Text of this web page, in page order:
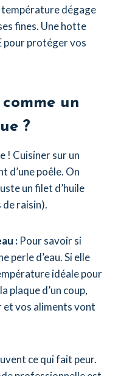
température dégage
fines. Une hotte
pour protéger vos
un
?
! Cuisiner sur un
d’une poêle. On
un filet d’huile
de raisin).
: Pour savoir si
perle d’eau. Si elle
idéale pour
plaque d’un coup,
et vos aliments vont
ce qui fait peur.